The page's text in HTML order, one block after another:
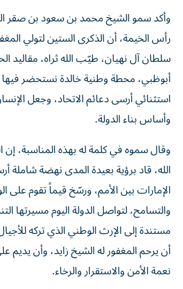
وأكد سمو الشيخ محمد بن سعود بن صقر
رأس الخيمة، أن الذكرى الستين لتولي
سلطان آل نهيان، طيّب الله ثراه، مقاليد
أبوظبي، محطة وطنية خالدة نستحضر
استثنائي أرسى دعائم الاتحاد، وجعل
وأساس بناء الدولة.
وقال سموه في كلمة له بهذه المناسبة، إن
الله، قاد برؤية بعيدة المدى نهضة شاملة
الإمارات بين الأمم، ورسّخ قيماً تقوم على
والتسامح، لتواصل الدولة اليوم مسيرتها
مستندة إلى الإرث الوطني الذي تركه
أن يرحم المغفور له الشيخ زايد، وأن يديم
نعمة الأمن والاستقرار والرخاء.